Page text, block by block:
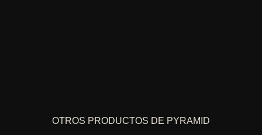
OTROS PRODUCTOS DE PYRAMID